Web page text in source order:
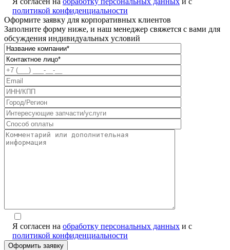
политикой конфиденциальности
Оформите заявку для корпоративных клиентов
Заполните форму ниже, и наш менеджер свяжется с вами для
обсуждения индивидуальных условий
Я согласен на обработку персональных данных и с
политикой конфиденциальности